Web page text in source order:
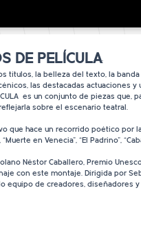
DE PELÍCULA:
títulos, la belleza del texto, la
las destacadas actuaciones y
es un conjunto de piezas
sobre el escenario teatral.
que hace un recorrido poético por
en Venecia”, “El Padrino”,
Néstor Caballero, Premio
con este montaje. Dirigida por
equipo de creadores, diseñadores y